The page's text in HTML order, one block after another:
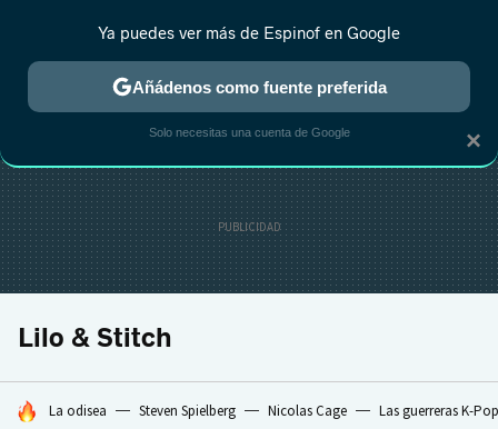
ESTRENOS REALITY ANIME RANKINGS CINE
Lilo & Stitch
HOY SE HABLA DE
La odisea Steven Spielberg Nicolas Cage Las guerreras K-Pop
×
Ya puedes ver más de Espinof en Google
Añádenos como fuente preferida
Solo necesitas una cuenta de Google